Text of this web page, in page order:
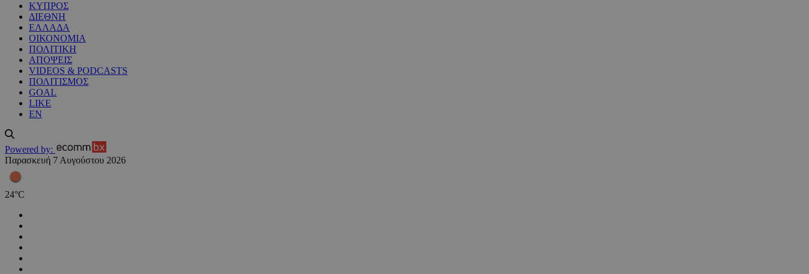
ΚΥΠΡΟΣ
ΔΙΕΘΝΗ
ΕΛΛΑΔΑ
ΟΙΚΟΝΟΜΙΑ
ΠΟΛΙΤΙΚΗ
ΑΠΟΨΕΙΣ
VIDEOS & PODCASTS
ΠΟΛΙΤΙΣΜΟΣ
GOAL
LIKE
EN
Powered by:
Παρασκευή 7 Αυγούστου 2026
24°C